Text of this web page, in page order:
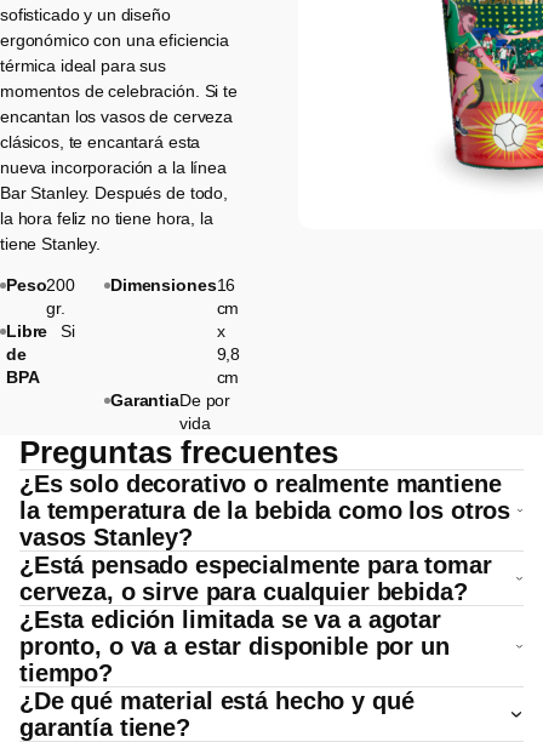
sofisticado y un diseño
ergonómico con una eficiencia
térmica ideal para sus
momentos de celebración. Si te
encantan los vasos de cerveza
clásicos, te encantará esta
nueva incorporación a la línea
Bar Stanley. Después de todo,
la hora feliz no tiene hora, la
tiene Stanley.
Peso200
gr.
Libre
de
BPA
Si
Dimensiones16
cm
x
9,8
cm
GarantiaDe por
vida
Preguntas frecuentes
¿Es solo decorativo o realmente mantiene
la temperatura de la bebida como los otros
vasos Stanley?
¿Está pensado especialmente para tomar
cerveza, o sirve para cualquier bebida?
¿Esta edición limitada se va a agotar
pronto, o va a estar disponible por un
tiempo?
¿De qué material está hecho y qué
garantía tiene?